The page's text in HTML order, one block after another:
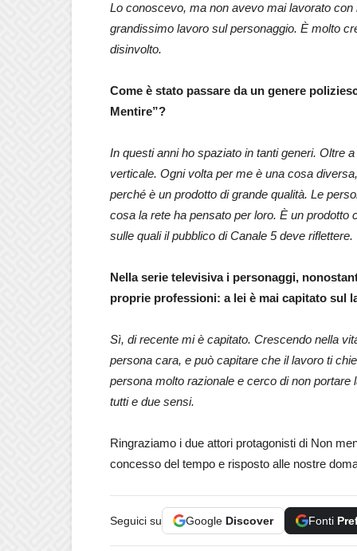
Lo conoscevo, ma non avevo mai lavorato
grandissimo lavoro sul personaggio. È molto
disinvolto.
Come è stato passare da un genere
Mentire”?
In questi anni ho spaziato in tanti generi. Oltre
verticale. Ogni volta per me è una cosa
perché è un prodotto di grande qualità. Le
cosa la rete ha pensato per loro. È un
sulle quali il pubblico di Canale 5 deve riflettere.
Nella serie televisiva i personaggi,
proprie professioni: a lei è mai capitato sul
Sì, di recente mi è capitato. Crescendo nella
persona cara, e può capitare che il lavoro ti
persona molto razionale e cerco di non
tutti e due sensi.
Ringraziamo i due attori protagonisti di Non
concesso del tempo e risposto alle nostre
Seguici su Google Discover Fonti